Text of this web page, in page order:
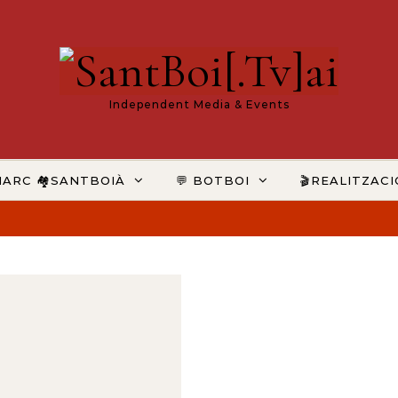
Independent Media & Events
🏘️SANTBOIÀ 💬 BOTBOI